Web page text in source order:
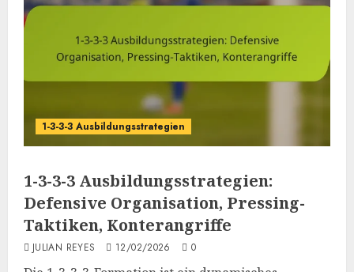
1-3-3-3 Ausbildungsstrategien
1-3-3-3 Ausbildungsstrategien:
Defensive Organisation, Pressing-
Taktiken, Konterangriffe
JULIAN REYES 12/02/2026 0